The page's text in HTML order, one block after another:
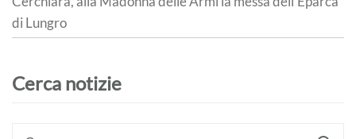
di Lungro
Cerca notizie